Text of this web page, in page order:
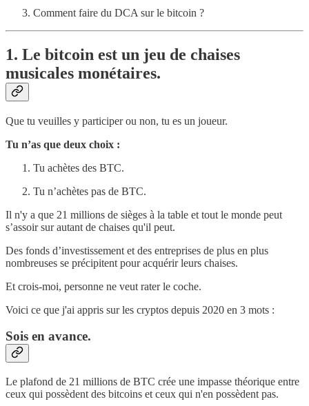
Comment faire du DCA sur le bitcoin ?
1. Le bitcoin est un jeu de chaises
musicales monétaires.
Que tu veuilles y participer ou non, tu es un joueur.
Tu n’as que deux choix :
Tu achètes des BTC.
Tu n’achètes pas de BTC.
Il n'y a que 21 millions de sièges à la table et tout le monde peut
s’assoir sur autant de chaises qu'il peut.
Des fonds d’investissement et des entreprises de plus en plus
nombreuses se précipitent pour acquérir leurs chaises.
Et crois-moi, personne ne veut rater le coche.
Voici ce que j'ai appris sur les cryptos depuis 2020 en 3 mots :
Sois en avance.
Le plafond de 21 millions de BTC crée une impasse théorique entre
ceux qui possèdent des bitcoins et ceux qui n'en possèdent pas.